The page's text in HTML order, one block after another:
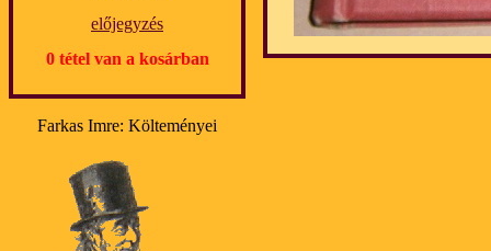
előjegyzés
0 tétel van a kosárban
Farkas Imre: Költeményei